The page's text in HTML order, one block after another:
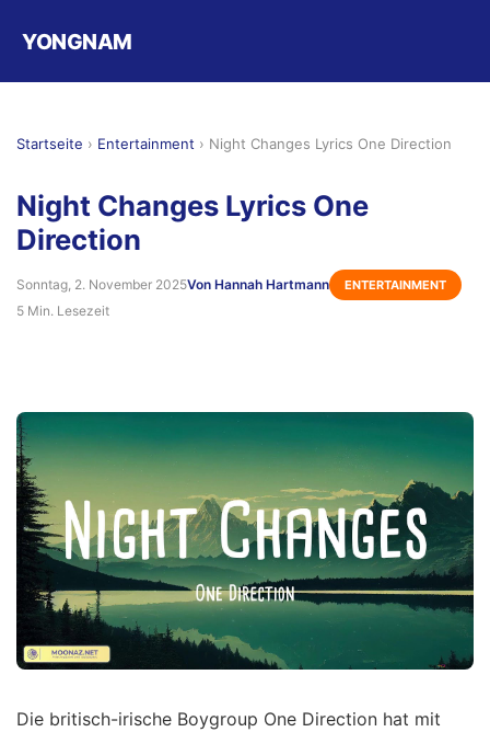
YONGNAM
Startseite › Entertainment › Night Changes Lyrics One Direction
Night Changes Lyrics One
Direction
Sonntag, 2. November 2025Von Hannah Hartmann ENTERTAINMENT
5 Min. Lesezeit
Die britisch-irische Boygroup One Direction hat mit